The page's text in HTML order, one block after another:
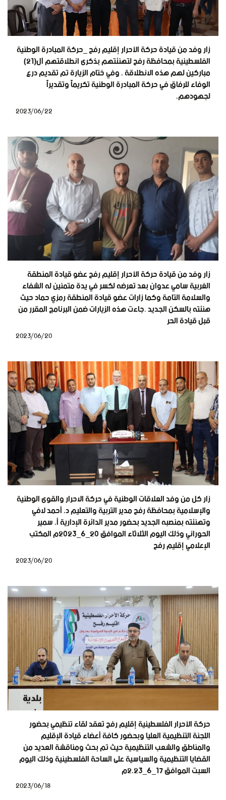
زار وفد من قيادة حركة الأحرار إقليم رفح _حركة المبادرة الوطنية
الفلسطينية بمحافظة رفح لتهنئتهم بذكرى انطلاقتهم آل(٢١)
مباركين لهم هذه الانطلاقة . وفي ختام الزيارة تم تقديم درع
الوفاء للرفاق في حركة المبادرة الوطنية تكريماً وتقديراً
لجهودهم.
زار وفد من قيادة حركة الأحرار إقليم رفح عضو قيادة المنطقة
الغربية سامي عدوان بعد تعرضه لكسر في يدة متمنين له الشفاء
والسلامة التامة وكما زارات عضو قيادة المنطقة رمزي حماد حيث
هنئته بالسكن الجديد ،جاءت هذه الزيارات ضمن البرنامج المقرر من
قبل قيادة الحر
زار كل من وفد العلاقات الوطنية في حركة الاحرار والقوى الوطنية
والإسلامية بمحافظة رفح مدير التربية والتعليم د. أحمد لافي
وتهنئته بمنصبه الجديد بحضور مدير الدائرة الإدارية أ. سمير
الحوراني وذلك اليوم الثلاثاء الموافق ٢٠_٦_٢٠٢٣م المكتب
الإعلامي إقليم رفح
حركة الأحرار الفلسطينية إقليم رفح تعقد لقاء تنظيمي بحضور
اللجنة التنظيمية العليا وبحضور كافة أعضاء قيادة الإقليم
والمناطق والشعب التنظيمية حيث تم بحث ومناقشة العديد من
القضايا التنظيمية والسياسية على الساحة الفلسطينية وذلك اليوم
السبت الموافق ١٧_٦_٢.٢٣م